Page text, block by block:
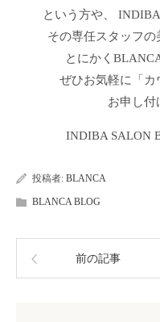
という方や、
その専任スタッフの
とにかく
ぜひお気軽に「カ
お申し付
INDIBA SALON
投稿者: BLANCA
BLANCA BLOG
前の記事